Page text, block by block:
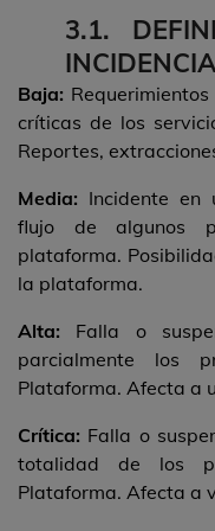
3.1.
Baja:
críticas de los
Reportes,
Media: Incidente en
flujo de algunos
plataforma.
la plataforma.
Alta: Falla o
parcialmente los
Plataforma. Afecta a
Crítica: Falla o
totalidad de los
Plataforma. Afecta a